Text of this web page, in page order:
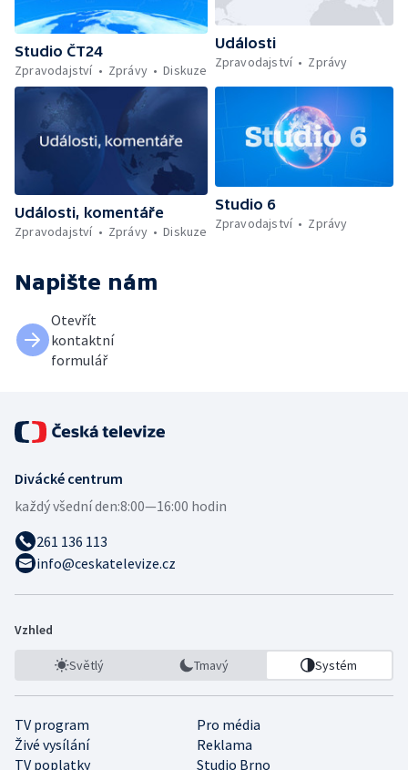
Studio ČT24
Zpravodajství
Zprávy Diskuze
Události
Zpravodajství
Zprávy
Události, komentáře
Zpravodajství
Zprávy Diskuze
Studio 6
Zpravodajství
Zprávy
Napište nám
Otevřít
kontaktní
formulář
Divácké centrum
každý všední den:8:00—16:00 hodin
261 136 113
info@ceskatelevize.cz
Vzhled
Světlý Tmavý Systém
TV program
Pro média
Živé vysílání
Reklama
TV poplatky
Studio Brno